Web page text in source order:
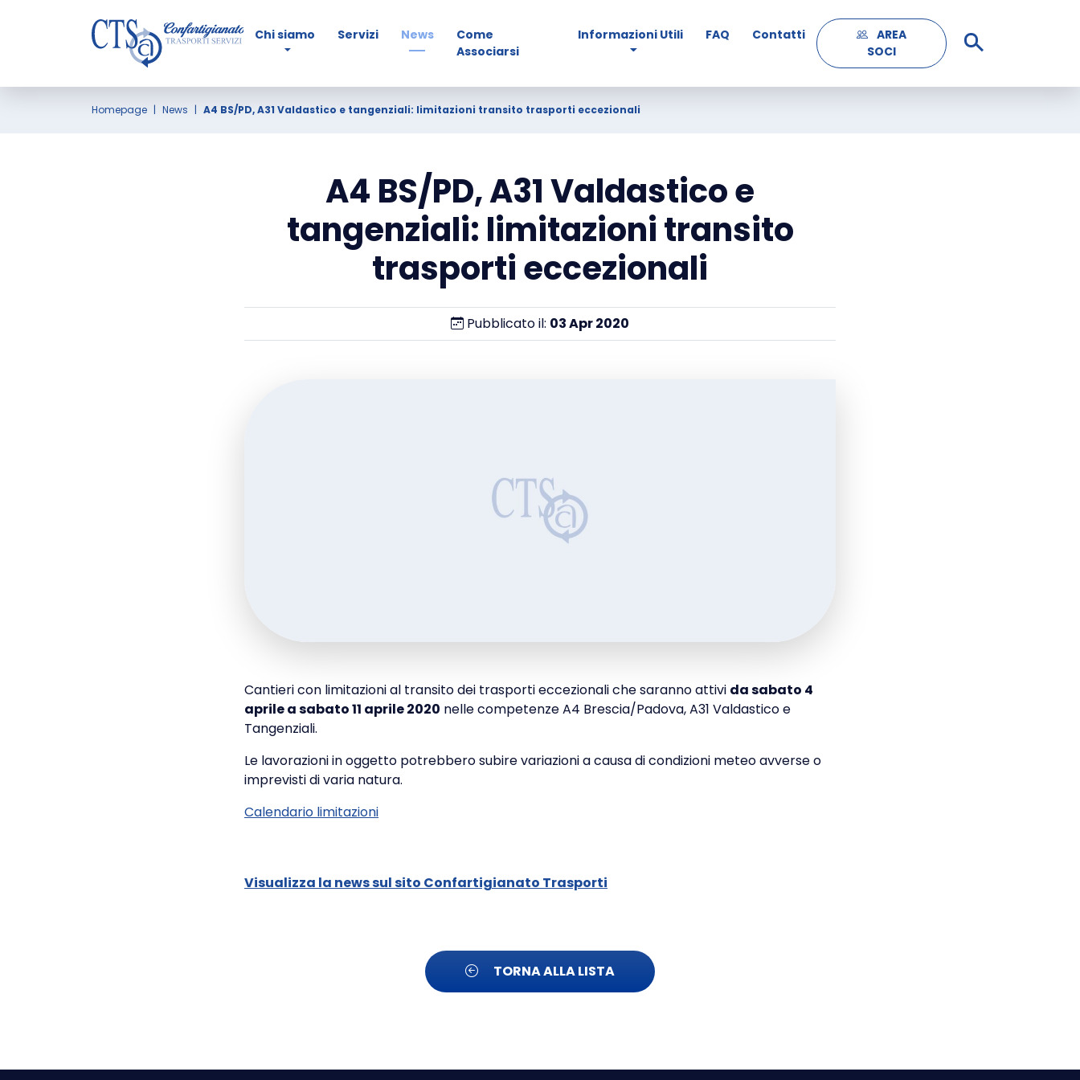
Chi siamo Servizi News
Come
Associarsi
Informazioni Utili FAQ Contatti
AREA
SOCI
Homepage News A4 BS/PD, A31 Valdastico e tangenziali: limitazioni transito trasporti eccezionali
A4 BS/PD, A31 Valdastico e
tangenziali: limitazioni transito
trasporti eccezionali
Pubblicato il: 03Apr2020
Cantieri con limitazioni al transito dei trasporti eccezionali che saranno attivi da sabato 4
aprile a sabato 11 aprile 2020 nelle competenze A4 Brescia/Padova, A31 Valdastico e
Tangenziali.
Le lavorazioni in oggetto potrebbero subire variazioni a causa di condizioni meteo avverse o
imprevisti di varia natura.
Calendario limitazioni
Visualizza la news sul sito Confartigianato Trasporti
TORNA ALLA LISTA